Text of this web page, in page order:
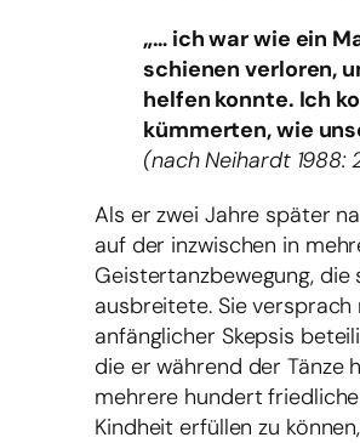
„… ich war wie ein
schienen verloren,
helfen konnte. Ich
kümmerten, wie
(nach Neihardt 1988:
Als er zwei Jahre später
auf der inzwischen in
Geistertanzbewegung,
ausbreitete. Sie
anfänglicher Skepsis
die er während der Tänze
mehrere hundert
Kindheit erfüllen zu